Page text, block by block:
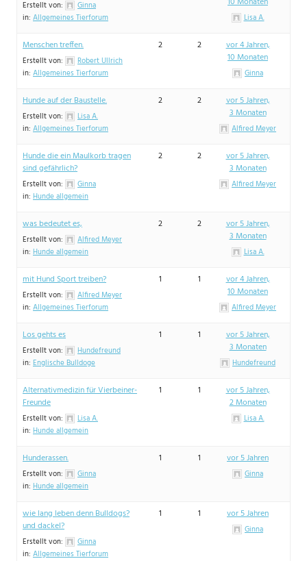
Erstellt von:
Ginna
in: Allgemeines Tierforum Lisa A.
Menschen treffen.
Erstellt von:
Robert Ullrich
in: Allgemeines Tierforum
2 2
vor 4 Jahren,
10 Monaten
Ginna
Hunde auf der Baustelle.
Erstellt von:
Lisa A.
in: Allgemeines Tierforum
2 2
vor 5 Jahren,
3 Monaten
Alfired Meyer
Hunde die ein Maulkorb tragen
sind gefährlich?
Erstellt von:
Ginna
in: Hunde allgemein
2 2
vor 5 Jahren,
3 Monaten
Alfired Meyer
was bedeutet es,
Erstellt von:
Alfired Meyer
in: Hunde allgemein
2 2
vor 5 Jahren,
3 Monaten
Lisa A.
mit Hund Sport treiben?
Erstellt von:
Alfired Meyer
in: Allgemeines Tierforum
1 1
vor 4 Jahren,
10 Monaten
Alfired Meyer
Los gehts es
Erstellt von:
Hundefreund
in: Englische Bulldoge
1 1
vor 5 Jahren,
3 Monaten
Hundefreund
Alternativmedizin für Vierbeiner-
Freunde
Erstellt von:
Lisa A.
in: Hunde allgemein
1 1
vor 5 Jahren,
2 Monaten
Lisa A.
Hunderassen.
Erstellt von:
Ginna
in: Hunde allgemein
1 1 vor 5 Jahren
Ginna
wie lang leben denn Bulldogs?
und dackel?
Erstellt von:
Ginna
in: Allgemeines Tierforum
1 1 vor 5 Jahren
Ginna